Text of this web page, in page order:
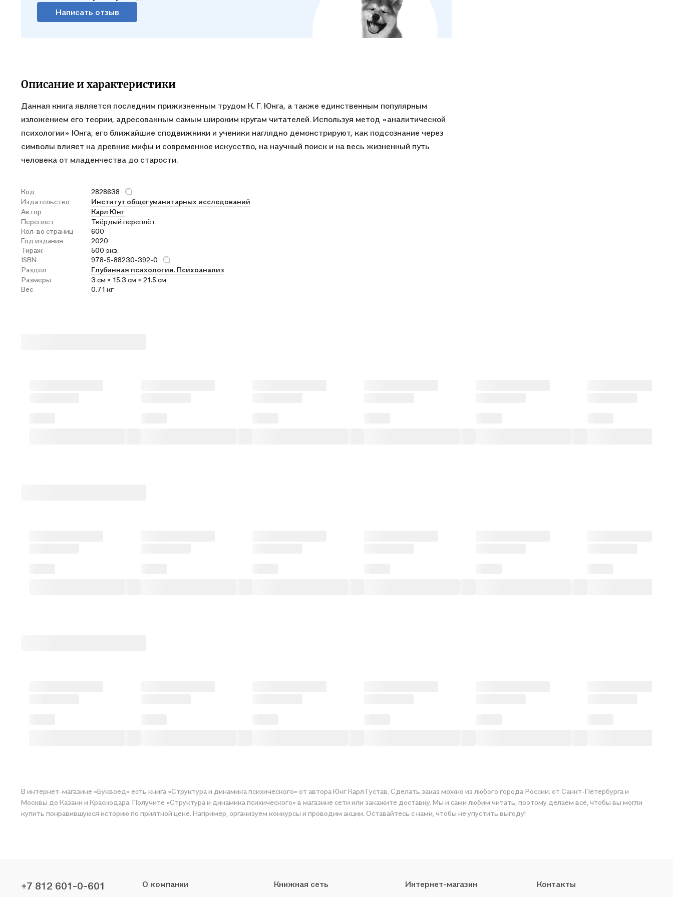
Написать отзыв
Описание и характеристики
Данная книга является последним прижизненным трудом К. Г. Юнга, а также единственным популярным
изложением его теории, адресованным самым широким кругам читателей. Используя метод «аналитической
психологии» Юнга, его ближайшие сподвижники и ученики наглядно демонстрируют, как подсознание через
символы влияет на древние мифы и современное искусство, на научный поиск и на весь жизненный путь
человека от младенчества до старости.
Код
2828638
Издательство
Институт общегуманитарных исследований
Автор
Карл Юнг
Переплет
Твёрдый переплёт
Кол-во страниц
600
Год издания
2020
Тираж
500 экз.
ISBN
978-5-88230-392-0
Раздел
Глубинная психология. Психоанализ
Размеры
3 см × 15.3 см × 21.5 см
Вес
0.71 кг
В интернет-магазине «Буквоед» есть книга «Структура и динамика психического» от автора Юнг Карл Густав. Сделать заказ можно из любого города России: от Санкт-Петербурга и
Москвы до Казани и Краснодара. Получите «Структура и динамика психического» в магазине сети или закажите доставку. Мы и сами любим читать, поэтому делаем всё, чтобы вы могли
купить понравившуюся историю по приятной цене. Например, организуем конкурсы и проводим акции. Оставайтесь с нами, чтобы не упустить выгоду!
+7 812 601-0-601 О компании Книжная сеть Интернет-магазин Контакты